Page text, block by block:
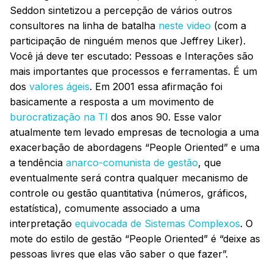
Seddon sintetizou a percepção de vários outros
consultores na linha de batalha neste video (com a
participação de ninguém menos que Jeffrey Liker).
Você já deve ter escutado: Pessoas e Interações são
mais importantes que processos e ferramentas. É um
dos valores ágeis. Em 2001 essa afirmação foi
basicamente a resposta a um movimento de
burocratização na TI dos anos 90. Esse valor
atualmente tem levado empresas de tecnologia a uma
exacerbação de abordagens “People Oriented” e uma
a tendência anarco-comunista de gestão, que
eventualmente será contra qualquer mecanismo de
controle ou gestão quantitativa (números, gráficos,
estatística), comumente associado a uma
interpretação equivocada de Sistemas Complexos. O
mote do estilo de gestão “People Oriented” é “deixe as
pessoas livres que elas vão saber o que fazer”.